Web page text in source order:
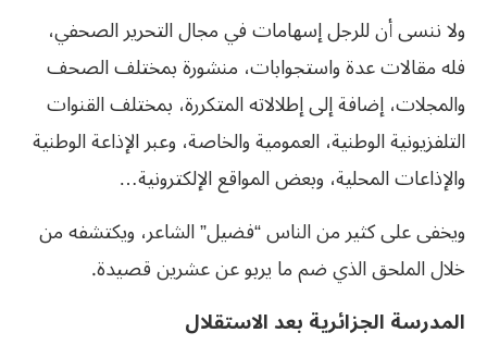
ولا ننسى أن للرجل إسهامات في مجال التحرير الصحفي،
فله مقالات عدة واستجوابات، منشورة بمختلف الصحف
والمجلات، إضافة إلى إطلالاته المتكررة، بمختلف القنوات
التلفزيونية الوطنية، العمومية والخاصة، وعبر الإذاعة الوطنية
والإذاعات المحلية، وبعض المواقع الإلكترونية…
ويخفى على كثير من الناس “فضيل” الشاعر، ويكتشفه من
خلال الملحق الذي ضم ما يربو عن عشرين قصيدة.
المدرسة الجزائرية بعد الاستقلال